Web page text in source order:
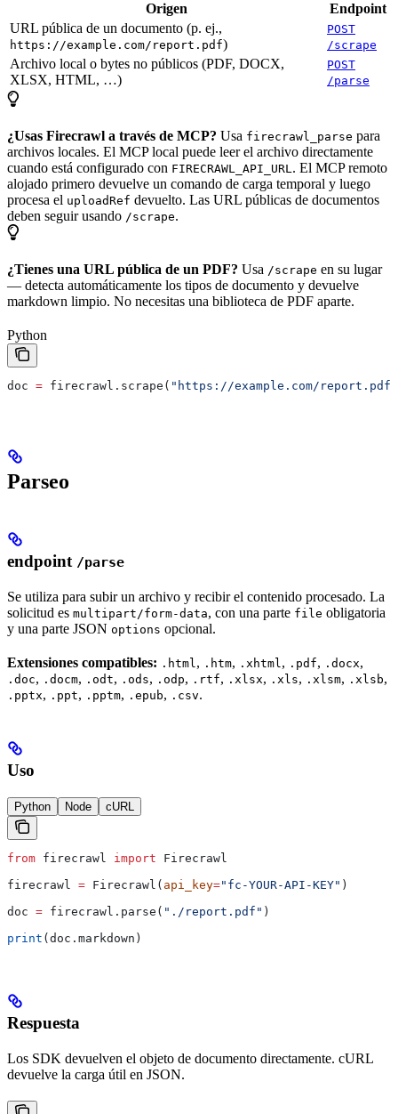
Origen
Endpoint
URL pública de un documento (p. ej.,
https://example.com/report.pdf)
POST
/scrape
Archivo local o bytes no públicos (PDF, DOCX,
XLSX, HTML, …)
POST
/parse
¿Usas Firecrawl a través de MCP? Usa firecrawl_parse para
archivos locales. El MCP local puede leer el archivo directamente
cuando está configurado con FIRECRAWL_API_URL. El MCP remoto
alojado primero devuelve un comando de carga temporal y luego
procesa el uploadRef devuelto. Las URL públicas de documentos
deben seguir usando /scrape.
¿Tienes una URL pública de un PDF? Usa /scrape en su lugar
— detecta automáticamente los tipos de documento y devuelve
markdown limpio. No necesitas una biblioteca de PDF aparte.
Python
doc = firecrawl.scrape( "https://example.com/report.pdf"
Parseo
endpoint /parse
Se utiliza para subir un archivo y recibir el contenido procesado. La
solicitud es multipart/form-data, con una parte file obligatoria
y una parte JSON options opcional.
Extensiones compatibles: .html, .htm, .xhtml, .pdf, .docx,
.doc, .docm, .odt, .ods, .odp, .rtf, .xlsx, .xls, .xlsm, .xlsb,
.pptx, .ppt, .pptm, .epub, .csv.
Uso
Python Node cURL
from firecrawl import Firecrawl
firecrawl = Firecrawl( api_key="fc-YOUR-API-KEY" )
doc = firecrawl.parse( "./report.pdf" )
print (doc.markdown)
Respuesta
Los SDK devuelven el objeto de documento directamente. cURL
devuelve la carga útil en JSON.